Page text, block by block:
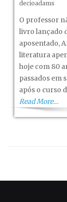
decioadams
O professor
livro lançado
aposentado,
literatura
hoje com 80
passados em
após o curso
Read More…